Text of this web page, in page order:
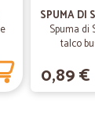
SPUMA DI
Spuma di
talco
0,89 €